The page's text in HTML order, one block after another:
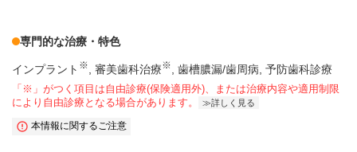
専門的な治療・特色
インプラント ※ 審美歯科治療※ 歯槽膿漏/歯周病 予防歯科診療
「※」がつく項目は自由診療(保険適用外)、または治療内容や適用制限
により自由診療となる場合があります。
詳しく見る
本情報に関するご注意